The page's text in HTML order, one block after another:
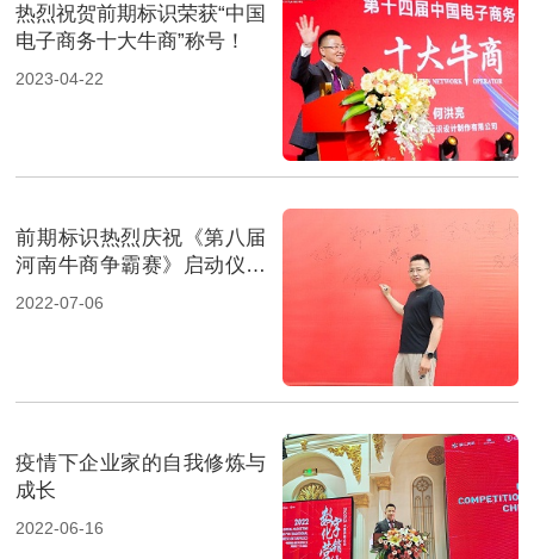
热烈祝贺前期标识荣获“中国
电子商务十大牛商”称号！
2023-04-22
前期标识热烈庆祝《第八届
河南牛商争霸赛》启动仪式
圆满成功！
2022-07-06
疫情下企业家的自我修炼与
成长
2022-06-16